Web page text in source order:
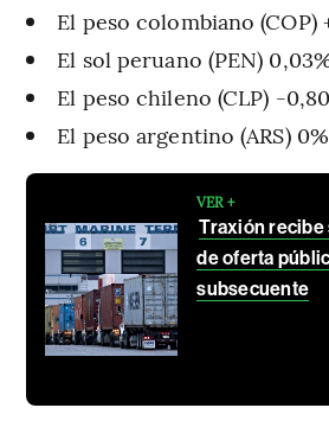
El peso colombiano (COP)
El sol peruano (PEN)
El peso chileno (CLP) -
El peso argentino (ARS) 0%
VER +
Traxión
de oferta
subsecuente